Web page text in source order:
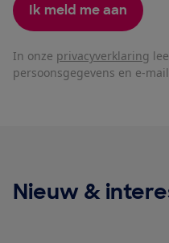
Ik meld me aan
In onze privacyverklaring
persoonsgegevens en e-
Nieuw &